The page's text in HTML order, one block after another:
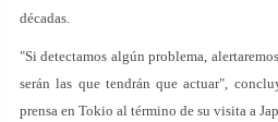
décadas.
"Si detectamos algún problema,
serán las que tendrán que actuar",
prensa en Tokio al término de su visita a